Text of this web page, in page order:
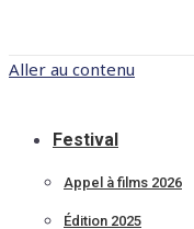
Aller au contenu
Festival
Appel à films 2026
Édition 2025